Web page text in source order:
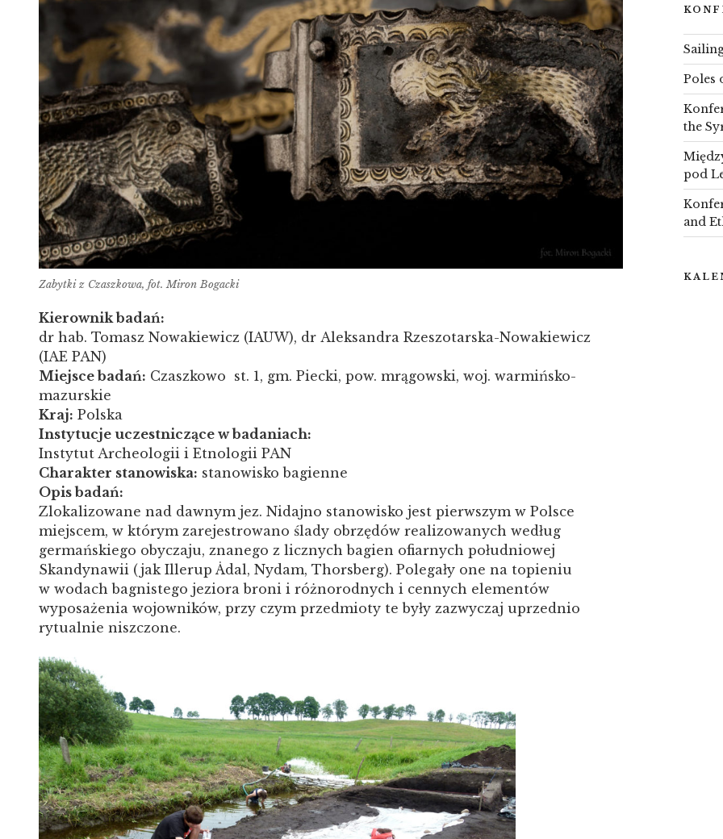
Zabytki z Czaszkowa, fot. Miron Bogacki
Kierownik badań:
dr hab. Tomasz Nowakiewicz (IAUW), dr Aleksandra Rzeszotarska-Nowakiewicz
(IAE PAN)
Miejsce badań: Czaszkowo st. 1, gm. Piecki, pow. mrągowski, woj. warmińsko-
mazurskie
Kraj: Polska
Instytucje uczestniczące w badaniach:
Instytut Archeologii i Etnologii PAN
Charakter stanowiska: stanowisko bagienne
Opis badań:
Zlokalizowane nad dawnym jez. Nidajno stanowisko jest pierwszym w Polsce
miejscem, w którym zarejestrowano ślady obrzędów realizowanych według
germańskiego obyczaju, znanego z licznych bagien ofiarnych południowej
Skandynawii (jak Illerup Ådal, Nydam, Thorsberg). Polegały one na topieniu
w wodach bagnistego jeziora broni i różnorodnych i cennych elementów
wyposażenia wojowników, przy czym przedmioty te były zazwyczaj uprzednio
rytualnie niszczone.
Poles
the
pod
and